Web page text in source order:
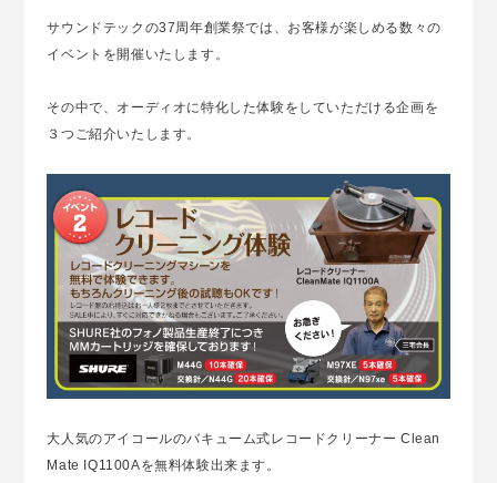
サウンドテックの37周年創業祭では、お客様が楽しめる数々の
イベントを開催いたします。
その中で、オーディオに特化した体験をしていただける企画を
３つご紹介いたします。
大人気のアイコールのバキューム式レコードクリーナー Clean
Mate IQ1100Aを無料体験出来ます。